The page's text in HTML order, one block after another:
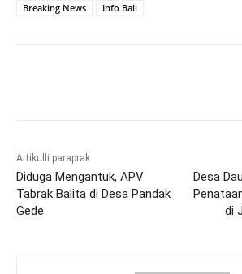
Breaking News
Info Bali
Artikulli paraprak
Diduga Mengantuk, APV
Tabrak Balita di Desa Pandak
Gede
Desa
di